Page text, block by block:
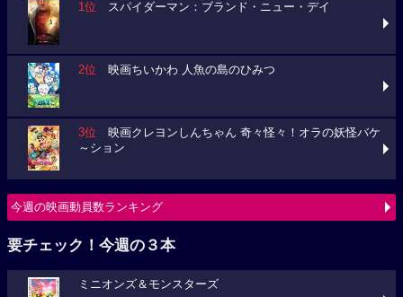
1位 スパイダーマン：ブランド・ニュー・デイ
2位 映画ちいかわ 人魚の島のひみつ
3位 映画クレヨンしんちゃん 奇々怪々！オラの妖怪バケ
～ション
今週の映画動員数ランキング
要チェック！今週の３本
ミニオンズ＆モンスターズ